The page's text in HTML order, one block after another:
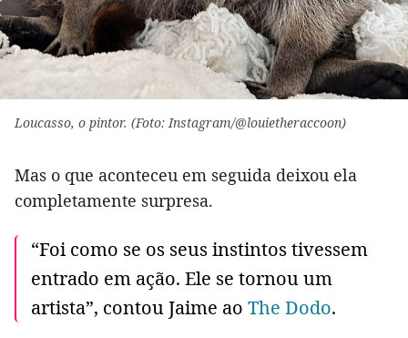
Loucasso, o pintor. (Foto: Instagram/@louietheraccoon)
Mas o que aconteceu em seguida deixou ela
completamente surpresa.
“Foi como se os seus instintos tivessem
entrado em ação. Ele se tornou um
artista”, contou Jaime ao The Dodo.